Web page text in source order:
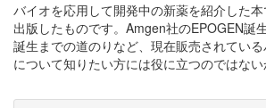
バイオを応用して開発中の新薬を紹介した
出版したものです。Amgen社のEPOGEN誕
誕生までの道のりなど、現在販売されてい
について知りたい方には役に立つのではない